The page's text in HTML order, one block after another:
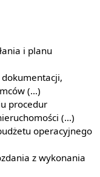
i planu
(…)
procedur
(…)
operacyjnego
z wykonania